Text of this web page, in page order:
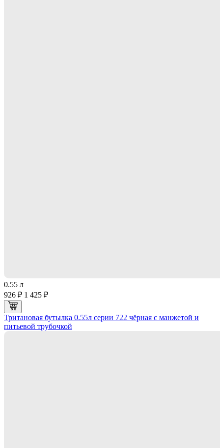
0.55 л
926 ₽ 1 425 ₽
Тритановая бутылка 0.55л серии 722 чёрная с манжетой и
питьевой трубочкой